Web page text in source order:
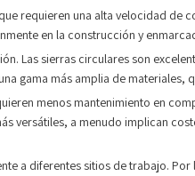
requieren una alta velocidad
en la construcción y
Las sierras circulares son
gama más amplia de materiales,
menos mantenimiento en
versátiles, a menudo implican
a diferentes sitios de trabajo.